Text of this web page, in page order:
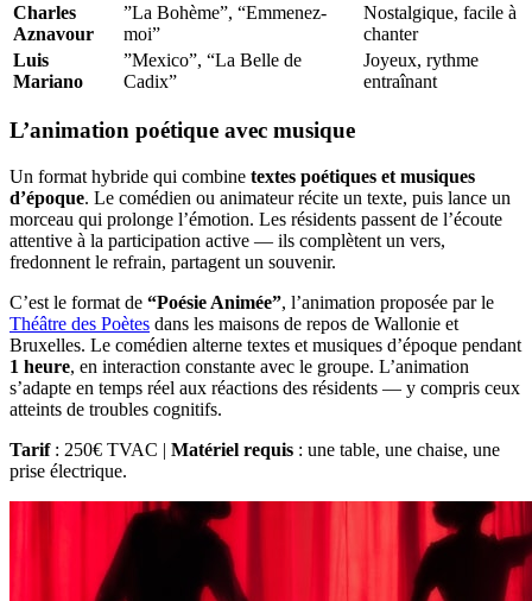
Charles
Aznavour
”La Bohème”, “Emmenez-
moi”
Nostalgique, facile à
chanter
Luis
Mariano
”Mexico”, “La Belle de
Cadix”
Joyeux, rythme
entraînant
L’animation poétique avec musique
Un format hybride qui combine textes poétiques et musiques
d’époque. Le comédien ou animateur récite un texte, puis lance un
morceau qui prolonge l’émotion. Les résidents passent de l’écoute
attentive à la participation active — ils complètent un vers,
fredonnent le refrain, partagent un souvenir.
C’est le format de “Poésie Animée”, l’animation proposée par le
Théâtre des Poètes dans les maisons de repos de Wallonie et
Bruxelles. Le comédien alterne textes et musiques d’époque pendant
1 heure, en interaction constante avec le groupe. L’animation
s’adapte en temps réel aux réactions des résidents — y compris ceux
atteints de troubles cognitifs.
Tarif: 250€ TVAC | Matériel requis : une table, une chaise, une
prise électrique.